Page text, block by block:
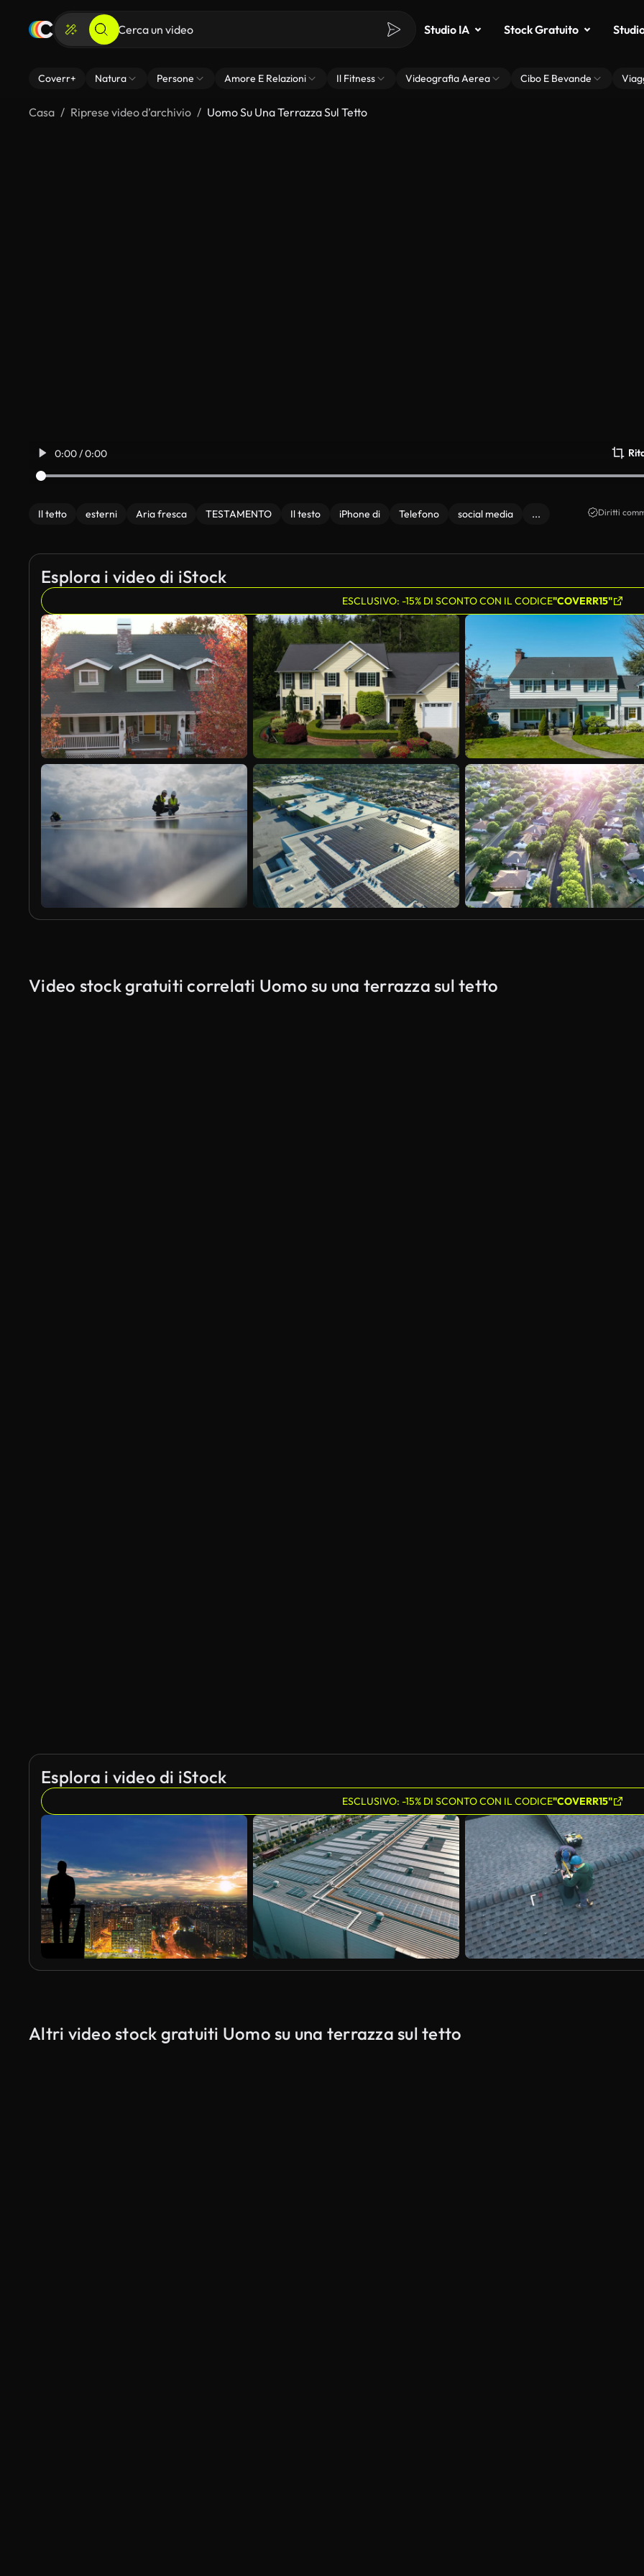
Studio IA Stock Gratuito
Coverr+ Natura Persone Amore E Relazioni Il Fitness Videografia Aerea Cibo E Bevande
Casa Riprese video d’archivio Uomo Su Una Terrazza Sul Tetto
0:00 / 0:00
Il tetto esterni Aria fresca TESTAMENTO Il testo iPhone di Telefono social media ... Diritti
Esplora i video di iStock
ESCLUSIVO: -15% DI SCONTO CON IL CODICE"COVERR15"
Video stock gratuiti correlati Uomo su una terrazza sul tetto
Esplora i video di iStock
ESCLUSIVO: -15% DI SCONTO CON IL CODICE"COVERR15"
Altri video stock gratuiti Uomo su una terrazza sul tetto